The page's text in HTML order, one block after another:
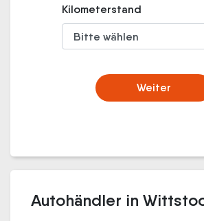
Kilometerstand
Weiter
Autohändler in